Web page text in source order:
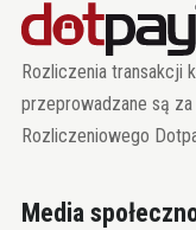
Rozliczenia transakcji
przeprowadzane są
Rozliczeniowego
Media